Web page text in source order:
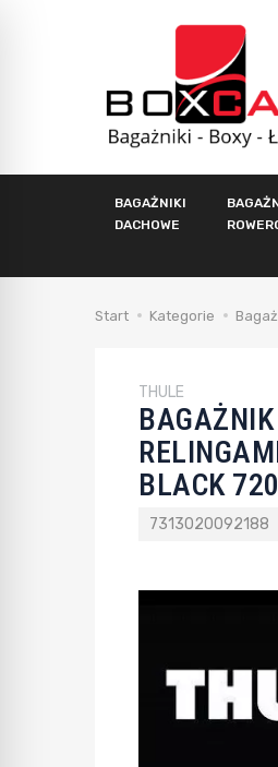
BAGAŻNIKI
DACHOWE
Start Kategorie
THULE
BLACK
7313020092188